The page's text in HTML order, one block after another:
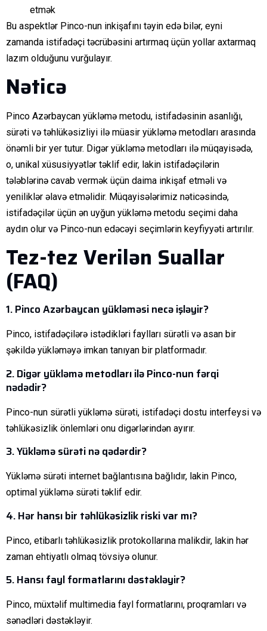
etmək
Bu aspektlər Pinco-nun inkişafını təyin edə bilər, eyni
zamanda istifadəçi təcrübəsini artırmaq üçün yollar axtarmaq
lazım olduğunu vurğulayır.
Nəticə
Pinco Azərbaycan yükləmə metodu, istifadəsinin asanlığı,
sürəti və təhlükəsizliyi ilə müasir yükləmə metodları arasında
önəmli bir yer tutur. Digər yükləmə metodları ilə müqayisədə,
o, unikal xüsusiyyətlər təklif edir, lakin istifadəçilərin
tələblərinə cavab vermək üçün daima inkişaf etməli və
yeniliklər əlavə etməlidir. Müqayisələrimiz nəticəsində,
istifadəçilər üçün ən uyğun yükləmə metodu seçimi daha
aydın olur və Pinco-nun edəcəyi seçimlərin keyfiyyəti artırılır.
Tez-tez Verilən Suallar
(FAQ)
1. Pinco Azərbaycan yükləməsi necə işləyir?
Pinco, istifadəçilərə istədikləri faylları sürətli və asan bir
şəkildə yükləməyə imkan tanıyan bir platformadır.
2. Digər yükləmə metodları ilə Pinco-nun fərqi
nədədir?
Pinco-nun sürətli yükləmə sürəti, istifadəçi dostu interfeysi və
təhlükəsizlik önlemləri onu digərlərindən ayırır.
3. Yükləmə sürəti nə qədərdir?
Yükləmə sürəti internet bağlantısına bağlıdır, lakin Pinco,
optimal yükləmə sürəti təklif edir.
4. Hər hansı bir təhlükəsizlik riski var mı?
Pinco, etibarlı təhlükəsizlik protokollarına malikdir, lakin hər
zaman ehtiyatlı olmaq tövsiyə olunur.
5. Hansı fayl formatlarını dəstəkləyir?
Pinco, müxtəlif multimedia fayl formatlarını, proqramları və
sənədləri dəstəkləyir.